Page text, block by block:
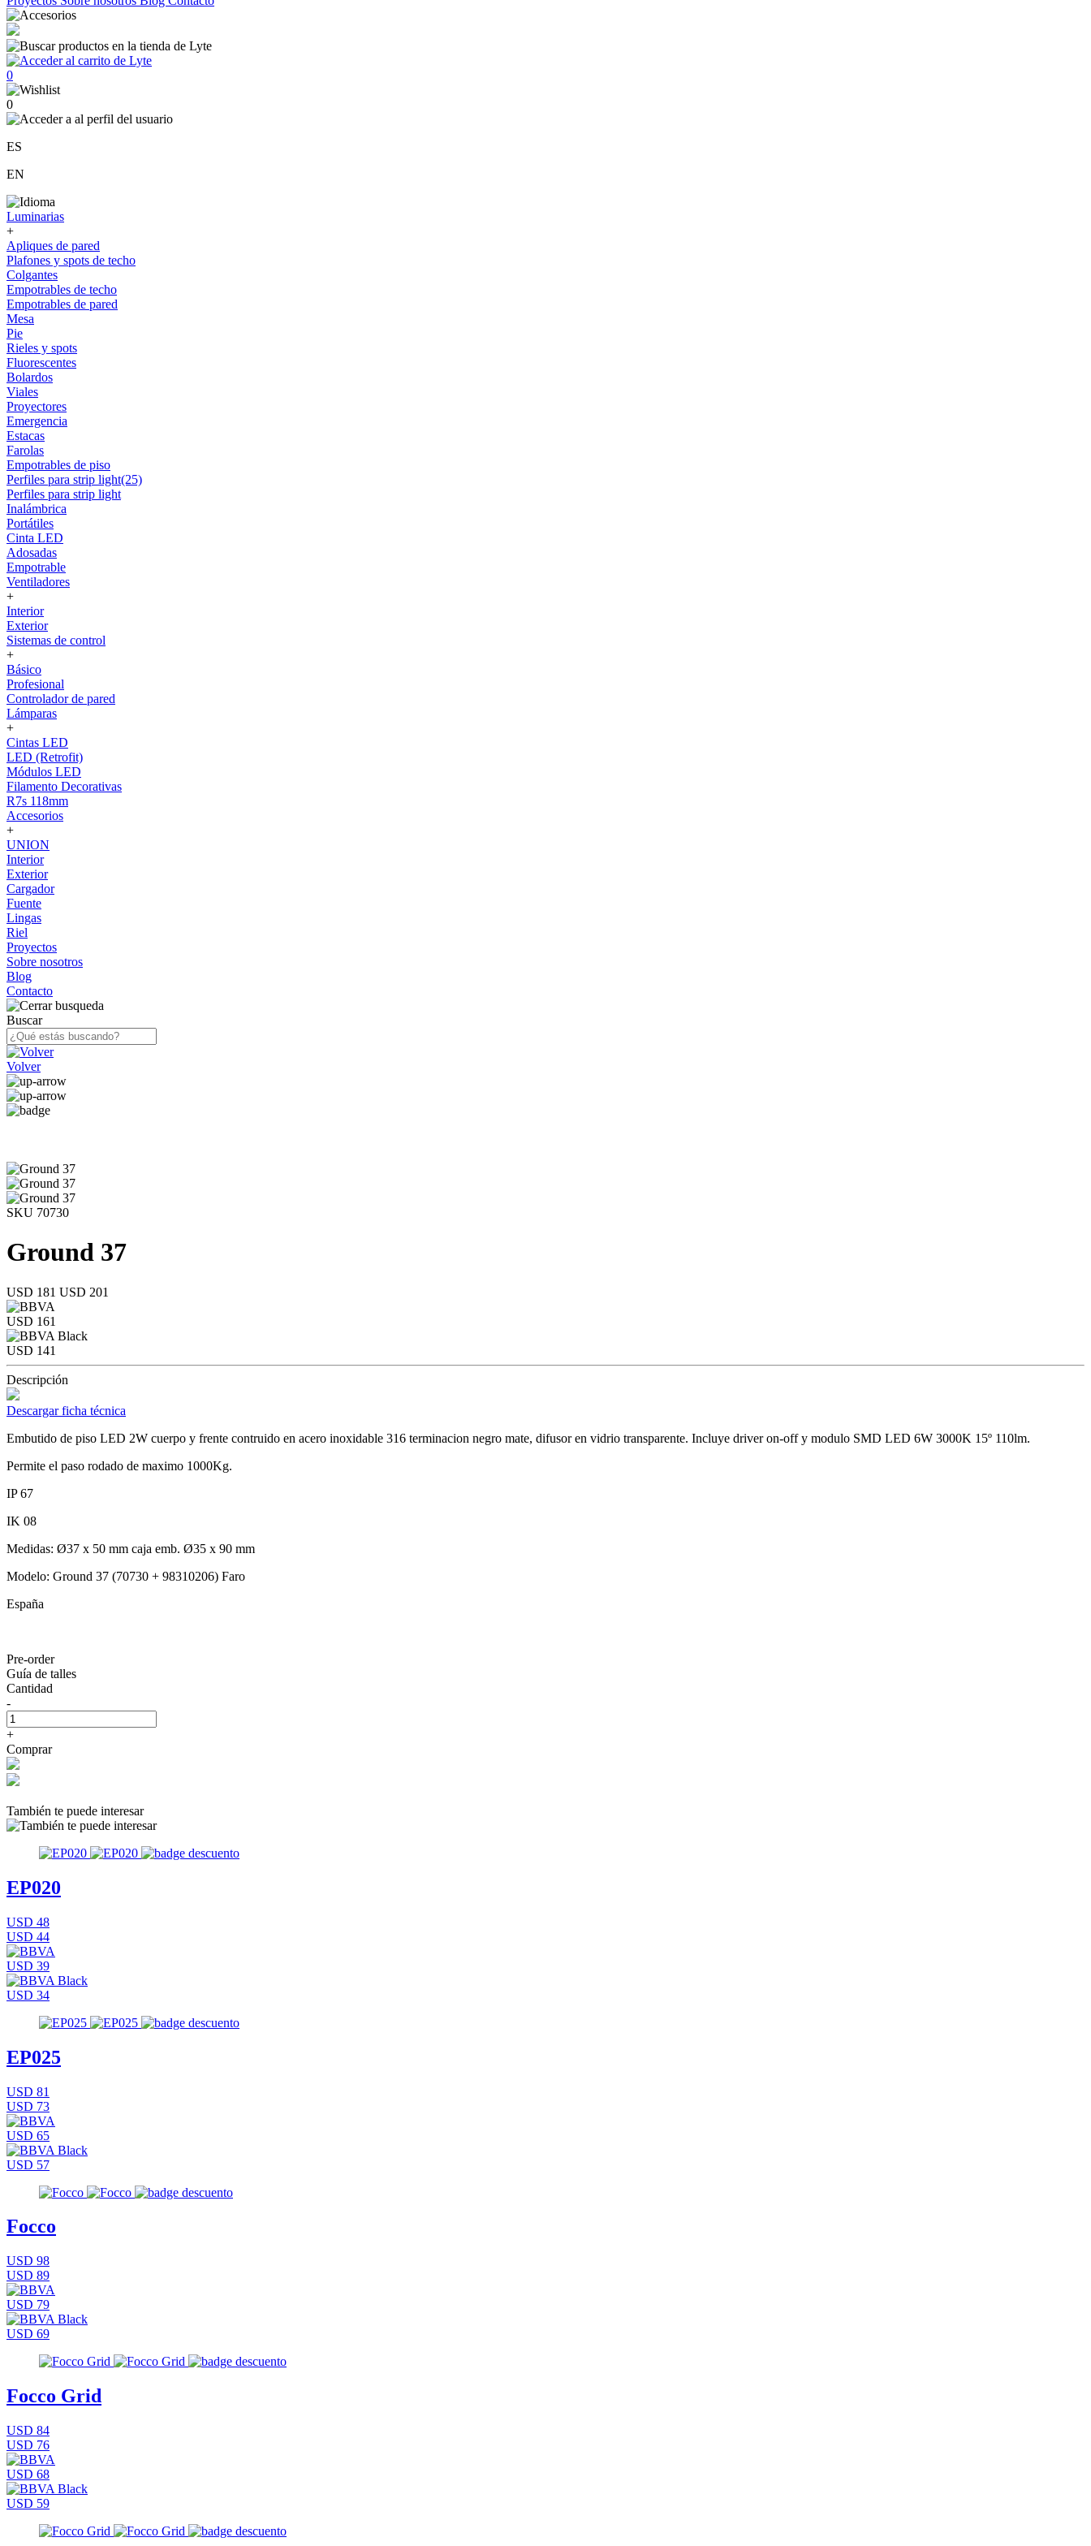
0
0
ES
EN
Luminarias
+
Apliques de pared
Plafones y spots de techo
Colgantes
Empotrables de techo
Empotrables de pared
Mesa
Pie
Rieles y spots
Fluorescentes
Bolardos
Viales
Proyectores
Emergencia
Estacas
Farolas
Empotrables de piso
Perfiles para strip light(25)
Perfiles para strip light
Inalámbrica
Portátiles
Cinta LED
Adosadas
Empotrable
Ventiladores
+
Interior
Exterior
Sistemas de control
+
Básico
Profesional
Controlador de pared
Lámparas
+
Cintas LED
LED (Retrofit)
Módulos LED
Filamento Decorativas
R7s 118mm
Accesorios
+
UNION
Interior
Exterior
Cargador
Fuente
Lingas
Riel
Proyectos
Sobre nosotros
Blog
Contacto
Buscar
Volver
SKU 70730
Ground 37
USD 181 USD 201
USD 161
USD 141
Descripción
Descargar ficha técnica
Embutido de piso LED 2W cuerpo y frente contruido en acero inoxidable 316 terminacion negro mate, difusor en vidrio transparente. Incluye driver on-off y modulo SMD LED 6W 3000K 15º 110lm.
Permite el paso rodado de maximo 1000Kg.
IP 67
IK 08
Medidas: Ø37 x 50 mm caja emb. Ø35 x 90 mm
Modelo: Ground 37 (70730 + 98310206) Faro
España
Pre-order
Guía de talles
Cantidad
-
+
Comprar
También te puede interesar
EP020
USD 48
USD 44
USD 39
USD 34
EP025
USD 81
USD 73
USD 65
USD 57
Focco
USD 98
USD 89
USD 79
USD 69
Focco Grid
USD 84
USD 76
USD 68
USD 59